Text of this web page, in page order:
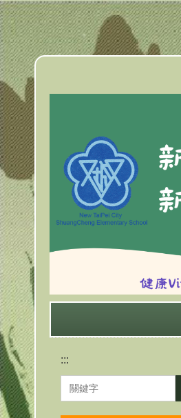
跳
到
主
要
內
容
區
:::